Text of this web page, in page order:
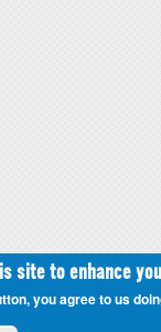
site to enhance
you agree to us